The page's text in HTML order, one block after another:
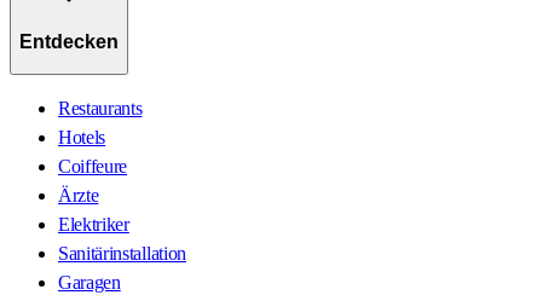
Entdecken
Restaurants
Hotels
Coiffeure
Ärzte
Elektriker
Sanitärinstallation
Garagen